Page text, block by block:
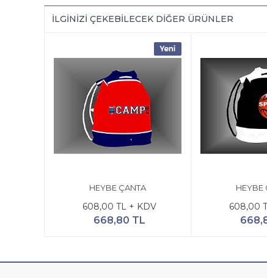
İLGINIZI ÇEKEBILECEK DIĞER ÜRÜNLER
HEYBE ÇANTA
608,00 TL + KDV
668,80 TL
HEYBE
608,00